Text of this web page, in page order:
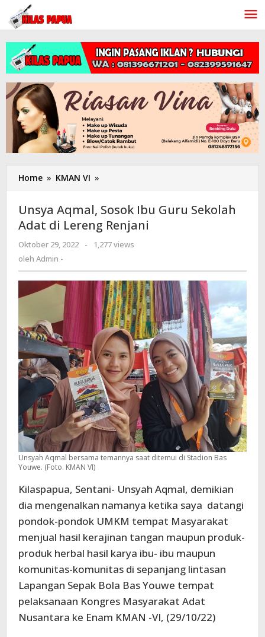
Lewati
konten
Home » KMAN VI »
Aqmal,
Ibu
Guru
Sekolah
Renjani
Unsya Aqmal, Sosok Ibu Guru Sekolah
Adat di Lereng Renjani
Oktober 29, 2022
oleh
-
1,277 views
oleh Admin -
Unsyah Aqmal bersama temannya saat ditemui di Stadion Bas
Youwe. (Foto. KMAN VI)
Kilaspapua, Sentani- Unsyah Aqmal, demikian
dia mengenalkan namanya ketika saya datangi
pondok-pondok UMKM tempat Masyarakat
menjual hasil kerajinan tangan maupun produk-
produk herbal hasil karya ibu- ibu maupun
komunitas-komunitas di sepanjang lintasan
Lapangan Sepak Bola Bas Youwe tempat
pelaksanaan Kongres Masyarakat Adat
Nusantara ke Enam KMAN -VI, (29/10/22)